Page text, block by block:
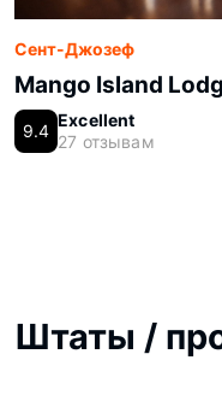
Сент-Джозеф
Mango Island
9.4
Excellent
27 отзывам
Штаты /